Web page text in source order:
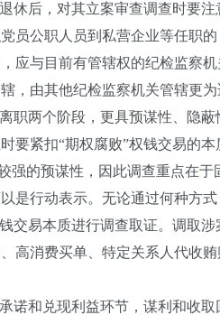
休后，对其立案审查调查时要
员公职人员到私营企业等任职
应与目前有管辖权的纪检监察
由其他纪检监察机关管辖更
职两个阶段，更具预谋性、隐
要紧扣“期权腐败”权钱交易的
的预谋性，因此调查重点在
是行动表示。无论通过何种方
交易本质进行调查取证。调取
高消费买单、特定关系人代收
诺和兑现利益环节，谋利和收